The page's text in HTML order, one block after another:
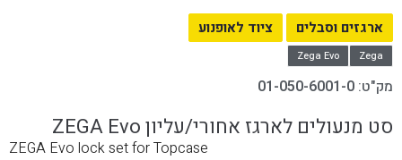
ארגזים וסבלים ציוד לאופנוע
Zega
Zega Evo
מק"ט: 01-050-6001-0
סט מנעולים לארגז אחורי/עליון ZEGA Evo
ZEGA Evo lock set for Topcase